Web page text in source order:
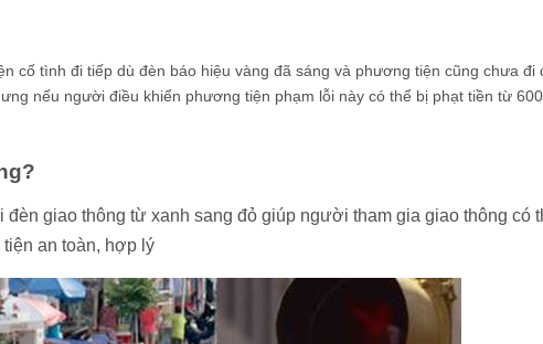
cố tình đi tiếp dù đèn báo hiệu vàng đã sáng và phương tiện cũng chưa đi
nếu người điều khiển phương tiện phạm lỗi này có thể bị phạt tiền từ
giao thông từ xanh sang đỏ giúp người tham gia giao thông có
an toàn, hợp lý